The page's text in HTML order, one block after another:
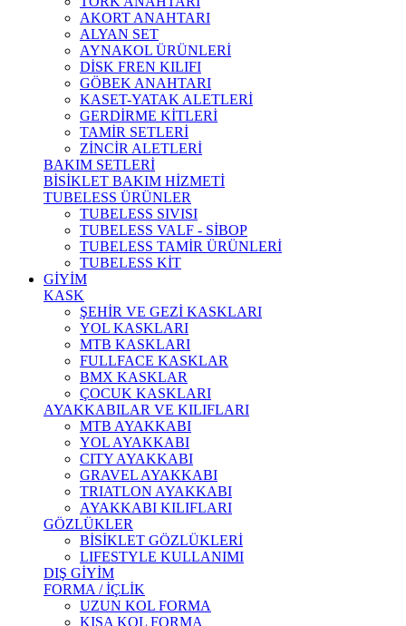
AKORT ANAHTARI
ALYAN SET
AYNAKOL ÜRÜNLERİ
DİSK FREN KILIFI
GÖBEK ANAHTARI
KASET-YATAK ALETLERİ
GERDİRME KİTLERİ
TAMİR SETLERİ
ZİNCİR ALETLERİ
BAKIM SETLERİ
BİSİKLET BAKIM HİZMETİ
TUBELESS ÜRÜNLER
TUBELESS SIVISI
TUBELESS VALF - SİBOP
TUBELESS TAMİR ÜRÜNLERİ
TUBELESS KİT
GİYİM
KASK
ŞEHİR VE GEZİ KASKLARI
YOL KASKLARI
MTB KASKLARI
FULLFACE KASKLAR
BMX KASKLAR
ÇOCUK KASKLARI
AYAKKABILAR VE KILIFLARI
MTB AYAKKABI
YOL AYAKKABI
CITY AYAKKABI
GRAVEL AYAKKABI
TRIATLON AYAKKABI
AYAKKABI KILIFLARI
GÖZLÜKLER
BİSİKLET GÖZLÜKLERİ
LIFESTYLE KULLANIMI
DIŞ GİYİM
FORMA / İÇLİK
UZUN KOL FORMA
KISA KOL FORMA